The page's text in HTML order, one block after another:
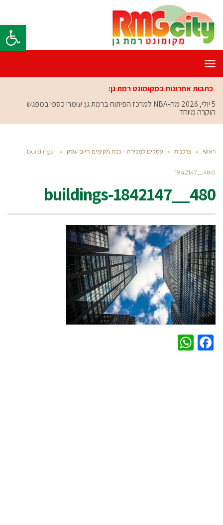
פתח
תפריט
כתבות אחרונות במקומונט רמת גן:
5 יולי, 2026
מה-NBA למרכז הפיתוח ברמת גן: עומרי כספי במפגש
הוקרה מיוחד
ראשי » צרכנות » עסקים למכירה - ככה מקימים היום עסק »
buildings-
1842147__480
buildings-1842147__480
Facebook